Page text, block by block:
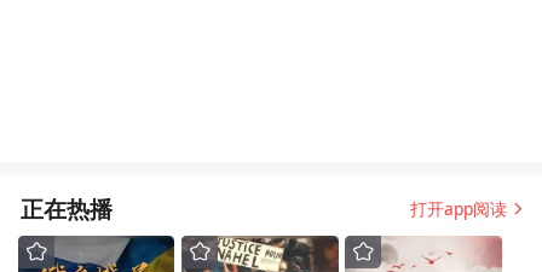
正在热播 打开app阅读